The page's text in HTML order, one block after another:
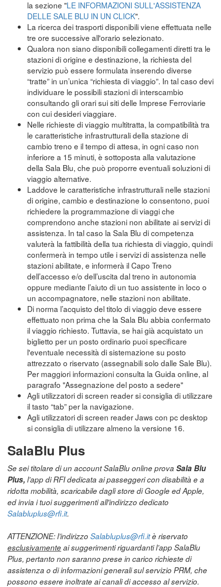
la sezione "LE INFORMAZIONI SULL'ASSISTENZA
DELLE SALE BLU IN UN CLICK".
La ricerca dei trasporti disponibili viene effettuata nelle
tre ore successive all'orario selezionato.
Qualora non siano disponibili collegamenti diretti tra le
stazioni di origine e destinazione, la richiesta del
servizio può essere formulata inserendo diverse
“tratte” in un’unica “richiesta di viaggio”. In tal caso devi
individuare le possibili stazioni di interscambio
consultando gli orari sui siti delle Imprese Ferroviarie
con cui desideri viaggiare.
Nelle richieste di viaggio multitratta, la compatibilità tra
le caratteristiche infrastrutturali della stazione di
cambio treno e il tempo di attesa, in ogni caso non
inferiore a 15 minuti, è sottoposta alla valutazione
della Sala Blu, che può proporre eventuali soluzioni di
viaggio alternative.
Laddove le caratteristiche infrastrutturali nelle stazioni
di origine, cambio e destinazione lo consentono, puoi
richiedere la programmazione di viaggi che
comprendono anche stazioni non abilitate ai servizi di
assistenza. In tal caso la Sala Blu di competenza
valuterà la fattibilità della tua richiesta di viaggio, quindi
confermerà in tempo utile i servizi di assistenza nelle
stazioni abilitate, e informerà il Capo Treno
dell’accesso e/o dell’uscita dal treno in autonomia
oppure mediante l’aiuto di un tuo assistente in loco o
un accompagnatore, nelle stazioni non abilitate.
Di norma l’acquisto del titolo di viaggio deve essere
effettuato non prima che la Sala Blu abbia confermato
il viaggio richiesto. Tuttavia, se hai già acquistato un
biglietto per un posto ordinario puoi specificare
l'eventuale necessità di sistemazione su posto
attrezzato o riservato (assegnabili solo dalle Sale Blu).
Per maggiori informazioni consulta la Guida online, al
paragrafo "Assegnazione del posto a sedere"
Agli utilizzatori di screen reader si consiglia di utilizzare
il tasto “tab” per la navigazione.
Agli utilizzatori di screen reader Jaws con pc desktop
si consiglia di utilizzare almeno la versione 16.
SalaBlu Plus
Se sei titolare di un account SalaBlu online prova Sala Blu
Plus, l’app di RFI dedicata ai passeggeri con disabilità e a
ridotta mobilità, scaricabile dagli store di Google ed Apple,
ed invia i tuoi suggerimenti all'indirizzo dedicato
Salabluplus@rfi.it.
ATTENZIONE: l’indirizzo Salabluplus@rfi.itè riservato
esclusivamenteai suggerimenti riguardanti l’app SalaBlu
Plus, pertanto non saranno prese in carico richieste di
assistenza o di informazioni generali sul servizio PRM, che
possono essere inoltrate ai canali di accesso al servizio.